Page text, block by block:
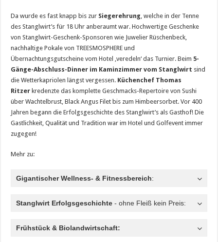
Da wurde es fast knapp bis zur Siegerehrung, welche in der Tenne
des Stanglwirt’s für 18 Uhr anberaumt war. Hochwertige Geschenke
von Stanglwirt-Geschenk-Sponsoren wie Juwelier Rüschenbeck,
nachhaltige Pokale von TREESMOSPHERE und
Übernachtungsgutscheine vom Hotel ‚veredeln‘ das Turnier. Beim 5-
Gänge-Abschluss-Dinner im Kaminzimmer vom Stanglwirt sind
die Wetterkapriolen längst vergessen. Küchenchef Thomas
Ritzer kredenzte das komplette Geschmacks-Repertoire von Sushi
über Wachtelbrust, Black Angus Filet bis zum Himbeersorbet. Vor 400
Jahren begann die Erfolgsgeschichte des Stanglwirt’s als Gasthof! Die
Gastlichkeit, Qualität und Tradition war im Hotel und Golfevent immer
zugegen!
Mehr zu:
Gigantischer Wellness- & Fitnessbereich:
Stanglwirt Erfolgsgeschichte - ohne Fleiß kein Preis:
Frühstück & Biolandwirtschaft: